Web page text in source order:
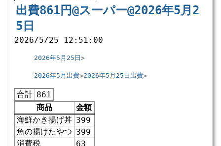
出費861円@スーパー@2026年5月2
5日
2026/5/25 12:51:00
2026年5月25日
2026年5月出費 2026年5月25日出費
合計 861
商品
金額
海鮮かき揚げ丼 399
魚の揚げたやつ 399
消費税
63